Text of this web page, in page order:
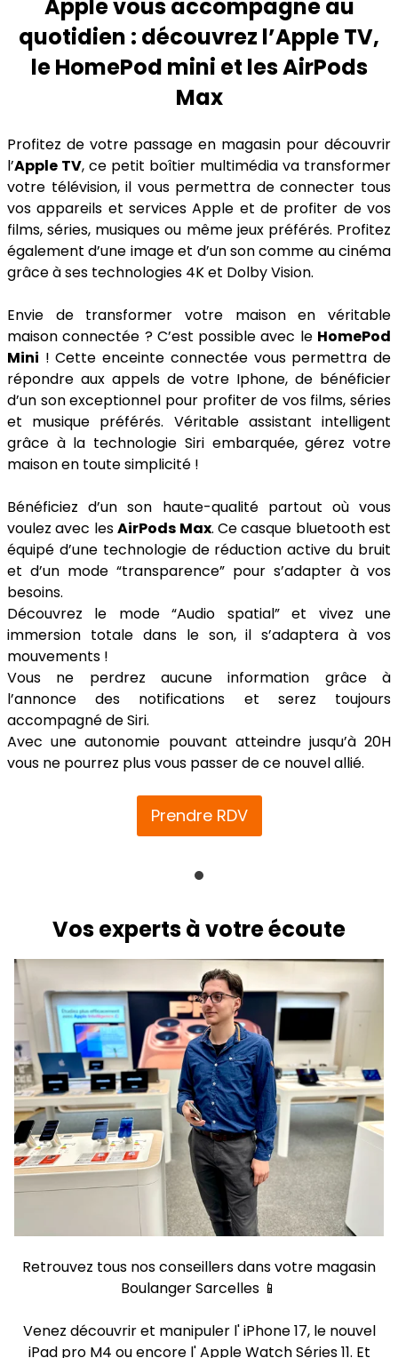
Apple vous accompagne au
quotidien : découvrez l’Apple TV,
le HomePod mini et les AirPods
Max
Profitez de votre passage en magasin pour découvrir
l’Apple TV, ce petit boîtier multimédia va transformer
votre télévision, il vous permettra de connecter tous
vos appareils et services Apple et de profiter de vos
films, séries, musiques ou même jeux préférés. Profitez
également d’une image et d’un son comme au cinéma
grâce à ses technologies 4K et Dolby Vision.
Envie de transformer votre maison en véritable
maison connectée ? C’est possible avec le HomePod
Mini ! Cette enceinte connectée vous permettra de
répondre aux appels de votre Iphone, de bénéficier
d’un son exceptionnel pour profiter de vos films, séries
et musique préférés. Véritable assistant intelligent
grâce à la technologie Siri embarquée, gérez votre
maison en toute simplicité !
Bénéficiez d’un son haute-qualité partout où vous
voulez avec lesAirPods Max. Ce casque bluetooth est
équipé d’une technologie de réduction active du bruit
et d’un mode “transparence” pour s’adapter à vos
besoins.
Découvrez le mode “Audio spatial” et vivez une
immersion totale dans le son, il s’adaptera à vos
mouvements !
Vous ne perdrez aucune information grâce à
l’annonce des notifications et serez toujours
accompagné de Siri.
Avec une autonomie pouvant atteindre jusqu’à 20H
vous ne pourrez plus vous passer de ce nouvel allié.
Prendre RDV
Vos experts à votre écoute
Retrouvez tous nos conseillers dans votre magasin
Boulanger Sarcelles 📱
Venez découvrir et manipuler l' iPhone 17, le nouvel
iPad pro M4 ou encore l' Apple Watch Séries 11. Et